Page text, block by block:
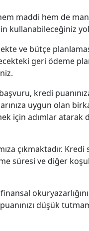
maddi hem de
kullanabileceğiniz
ve bütçe
geri ödeme
kredi
uygun olan
için adımlar atarak
çıkmaktadır.
süresi ve diğer
düşük